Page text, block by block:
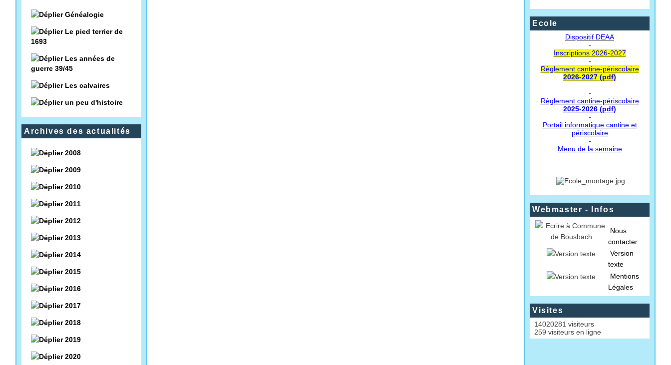
Généalogie
Le pied terrier de
1693
Les années de
guerre 39/45
Les calvaires
un peu d'histoire
Archives des actualités
2008
2009
2010
2011
2012
2013
2014
2015
2016
2017
2018
2019
2020
Ecole
Dispositif DEAA
-
Inscriptions 2026-2027
-
Règlement cantine-périscolaire
2026-2027 (pdf)
-
Règlement cantine-périscolaire
2025-2026 (pdf)
-
Portail informatique cantine et
périscolaire
-
Menu de la semaine
Webmaster - Infos
Nous
contacter
Version
texte
Mentions
Légales
Visites
14020281 visiteurs
259 visiteurs en ligne